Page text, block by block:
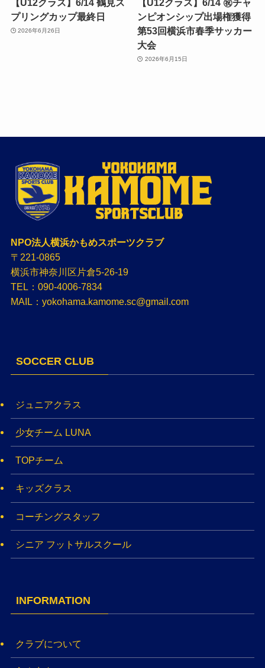
プリングカップ最終日
2026年6月26日
ンピオンシップ出場権獲得
第53回横浜市春季サッカー
大会
2026年6月15日
NPO法人横浜かもめスポーツクラブ
〒221-0865
横浜市神奈川区片倉5-26-19
TEL：090-4006-7834
MAIL：yokohama.kamome.sc@gmail.com
SOCCER CLUB
ジュニアクラス
少女チーム LUNA
TOPチーム
キッズクラス
コーチングスタッフ
シニア フットサルスクール
INFORMATION
クラブについて